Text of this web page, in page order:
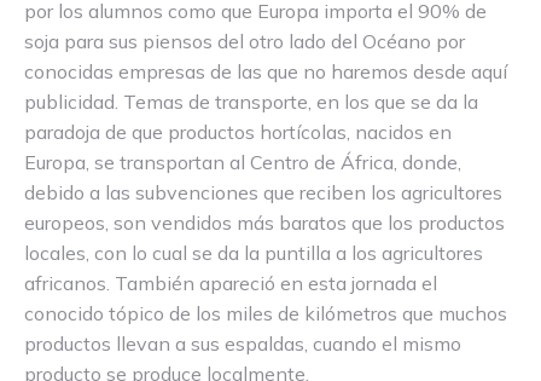
por los alumnos como que Europa importa el 90% de
soja para sus piensos del otro lado del Océano por
conocidas empresas de las que no haremos desde aquí
publicidad. Temas de transporte, en los que se da la
paradoja de que productos hortícolas, nacidos en
Europa, se transportan al Centro de África, donde,
debido a las subvenciones que reciben los agricultores
europeos, son vendidos más baratos que los productos
locales, con lo cual se da la puntilla a los agricultores
africanos. También apareció en esta jornada el
conocido tópico de los miles de kilómetros que muchos
productos llevan a sus espaldas, cuando el mismo
producto se produce localmente.